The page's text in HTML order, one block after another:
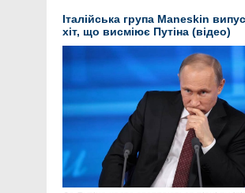
Італійська група Maneskin
хіт, що висміює Путіна (відео)